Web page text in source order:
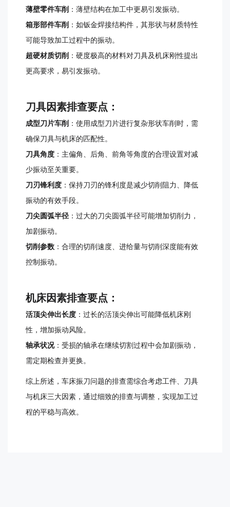
薄壁零件车削 ：薄壁结构在加工中更易引发振动。
箱形部件车削 ：如钣金焊接结构件，其形状与材质特性
可能导致加工过程中的振动。
超硬材质切削 ：硬度极高的材料对刀具及机床刚性提出
更高要求，易引发振动。
刀具因素排查要点：
成型刀片车削 ：使用成型刀片进行复杂形状车削时，需
确保刀具与机床的匹配性。
刀具角度 ：主偏角、后角、前角等角度的合理设置对减
少振动至关重要。
刀刃锋利度 ：保持刀刃的锋利度是减少切削阻力、降低
振动的有效手段。
刀尖圆弧半径 ：过大的刀尖圆弧半径可能增加切削力，
加剧振动。
切削参数 ：合理的切削速度、进给量与切削深度能有效
控制振动。
机床因素排查要点：
活顶尖伸出长度 ：过长的活顶尖伸出可能降低机床刚
性，增加振动风险。
轴承状况：受损的轴承在继续切割过程中会加剧振动，
需定期检查并更换。
综上所述，车床振刀问题的排查需综合考虑工件、刀具
与机床三大因素，通过细致的排查与调整，实现加工过
程的平稳与高效。